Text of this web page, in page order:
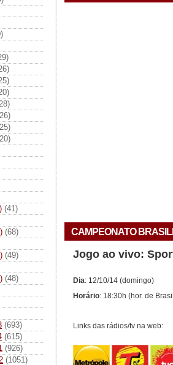
(41)
(68)
(49)
(48)
(693)
(615)
(926)
(1051)
CAMPEONATO
Jogo ao vivo:
Dia: 12/10/14 (domingo)
Horário: 18:30h (hor. de
Links das rádios/tv na web: